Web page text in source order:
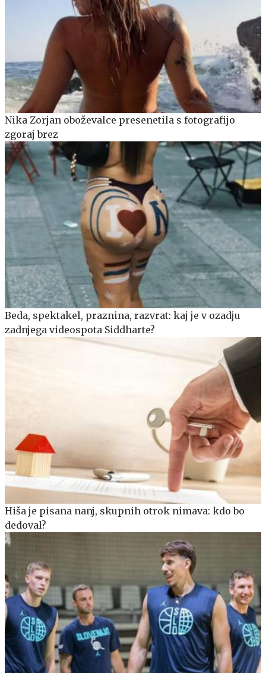
Nika Zorjan oboževalce presenetila s fotografijo
zgoraj brez
Beda, spektakel, praznina, razvrat: kaj je v ozadju
zadnjega videospota Siddharte?
Hiša je pisana nanj, skupnih otrok nimava: kdo bo
dedoval?